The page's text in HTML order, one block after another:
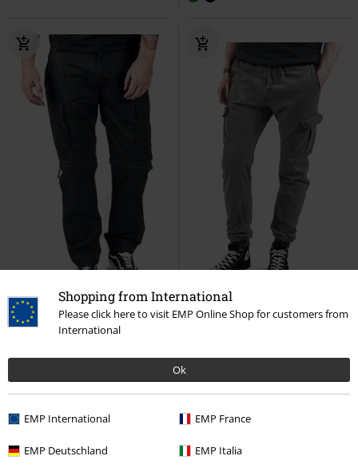
Shopping from International
Please click here to visit EMP Online Shop for customers from
International
Ok
EMP International EMP France
EMP Deutschland EMP Italia
Bijna uitverkocht Grote maten % Grote maten